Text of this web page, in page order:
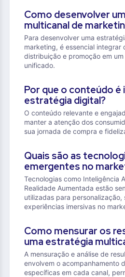
Como desenvolver
multicanal de
Para desenvolver uma
marketing, é essencial integrar
distribuição e promoção em
unificado.
Por que o conteúdo
estratégia digital?
O conteúdo relevante e
manter a atenção dos
sua jornada de compra e
Quais são as
emergentes no
Tecnologias como Inteligência
Realidade Aumentada estão
utilizadas para personalização,
experiências imersivas no
Como mensurar os
uma estratégia
A mensuração e análise de
envolvem o acompanhamento
específicas em cada canal,